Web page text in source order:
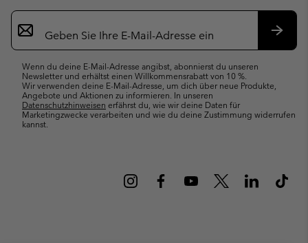
Newsletter-
Anmeldung
Wenn du deine E-Mail-Adresse angibst, abonnierst du unseren
Newsletter und erhältst einen Willkommensrabatt von 10 %.
Wir verwenden deine E-Mail-Adresse, um dich über neue Produkte,
Angebote und Aktionen zu informieren. In unseren
Datenschutzhinweisen erfährst du, wie wir deine Daten für
Marketingzwecke verarbeiten und wie du deine Zustimmung widerrufen
kannst.